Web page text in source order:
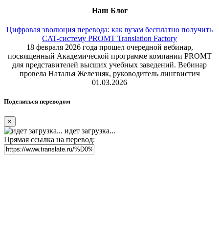
Наш Блог
Цифровая эволюция перевода: как вузам бесплатно получить
CAT-систему PROMT Translation Factory
18 февраля 2026 года прошел очередной вебинар,
посвященный Академической программе компании PROMT
для представителей высших учебных заведений. Вебинар
провела Наталья Железняк, руководитель лингвистич
01.03.2026
Поделиться переводом
×
идет загрузка...
Прямая ссылка на перевод: